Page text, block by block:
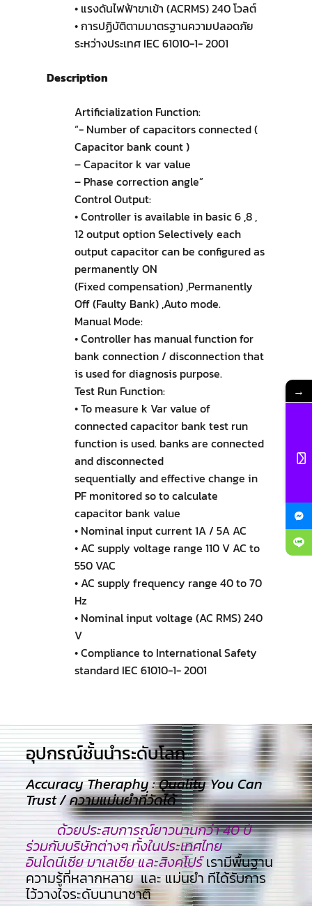
• แรงดันไฟฟ้าขาเข้า (ACRMS) 240 โวลต์
• การปฏิบัติตามมาตรฐานความปลอดภัย
ระหว่างประเทศ IEC 61010-1- 2001
Description
Artificialization Function:
“- Number of capacitors connected (
Capacitor bank count )
– Capacitor k var value
– Phase correction angle”
Control Output:
• Controller is available in basic 6 ,8 ,
12 output option Selectively each
output capacitor can be configured as
permanently ON
(Fixed compensation) ,Permanently
Off (Faulty Bank) ,Auto mode.
Manual Mode:
• Controller has manual function for
bank connection / disconnection that
is used for diagnosis purpose.
Test Run Function:
• To measure k Var value of
connected capacitor bank test run
function is used. banks are connected
and disconnected
sequentially and effective change in
PF monitored so to calculate
capacitor bank value
• Nominal input current 1A / 5A AC
• AC supply voltage range 110 V AC to
550 VAC
• AC supply frequency range 40 to 70
Hz
• Nominal input voltage (AC RMS) 240
V
• Compliance to International Safety
standard IEC 61010-1- 2001
อุปกรณ์ชั้นนำระดับโลก​
Accuracy Theraphy : Quality You Can
Trust / ความแม่นยำที่วัดได้
ด้วยประสบการณ์ยาวนานกว่า 40 ปี
ร่วมกับบริษัทต่างๆ ทั้งในประเทศไทย
อินโดนีเซีย มาเลเซีย และสิงคโปร์เรามีพื้นฐาน
ความรู้ที่หลากหลาย และ แม่นยำ ทีไ่ด้รับการ
ไว้วางใจระดับนานาชาติ
→